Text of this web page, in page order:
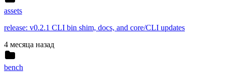
assets
release: v0.2.1 CLI bin shim, docs, and core/CLI updates
4 месяца назад
bench